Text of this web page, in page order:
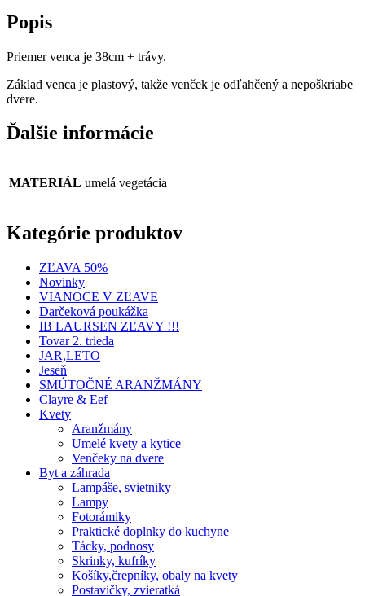
Popis
Priemer venca je 38cm + trávy.
Základ venca je plastový, takže venček je odľahčený a nepoškriabe
dvere.
Ďalšie informácie
MATERIÁL umelá vegetácia
Kategórie produktov
ZĽAVA 50%
Novinky
VIANOCE V ZĽAVE
Darčeková poukážka
IB LAURSEN ZĽAVY !!!
Tovar 2. trieda
JAR,LETO
Jeseň
SMÚTOČNÉ ARANŽMÁNY
Clayre & Eef
Kvety
Aranžmány
Umelé kvety a kytice
Venčeky na dvere
Byt a záhrada
Lampáše, svietniky
Lampy
Fotorámiky
Praktické doplnky do kuchyne
Tácky, podnosy
Skrinky, kufríky
Košíky,črepníky, obaly na kvety
Postavičky, zvieratká